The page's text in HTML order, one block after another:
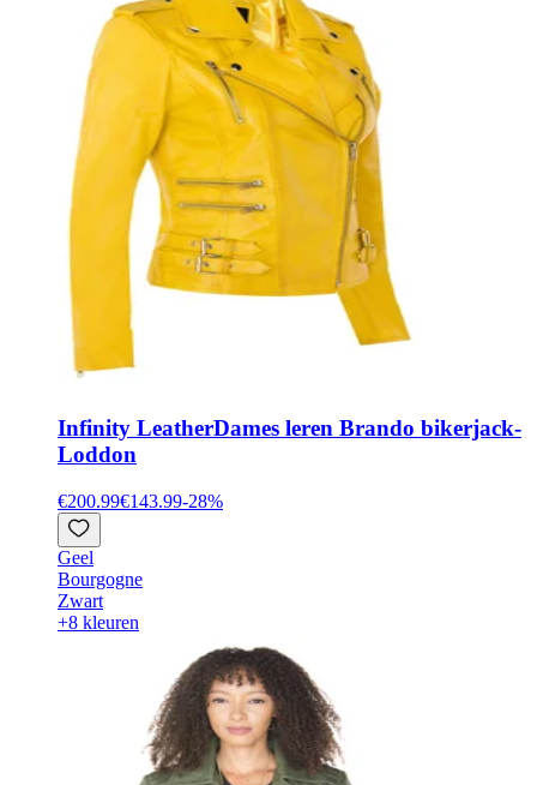
Infinity LeatherDames leren Brando bikerjack-
Loddon
€200.99€143.99-28%
Geel
Bourgogne
Zwart
+8 kleuren